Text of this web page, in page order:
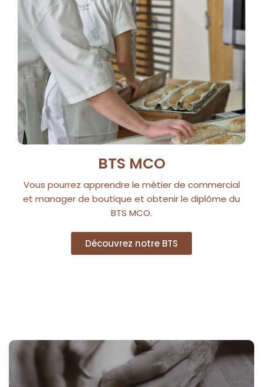
BTS MCO
Vous pourrez apprendre le métier de commercial
et manager de boutique et obtenir le diplôme du
BTS MCO.
Découvrez notre BTS